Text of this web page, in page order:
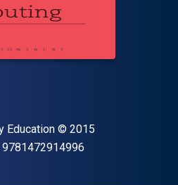
Education Copyright
© 2015
9781472914996